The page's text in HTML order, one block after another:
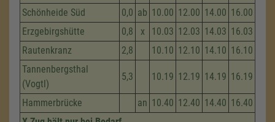
Schönheide Süd
0,0 ab 10.00 12.00 14.00 16.00
Erzgebirgshütte
0,8 x 10.03 12.03 14.03 16.03
Rautenkranz
2,8 10.10 12.10 14.10 16.10
Tannenbergsthal
(Vogtl)
5,3 10.19 12.19 14.19 16.19
Hammerbrücke an 10.40 12.40 14.40 16.40